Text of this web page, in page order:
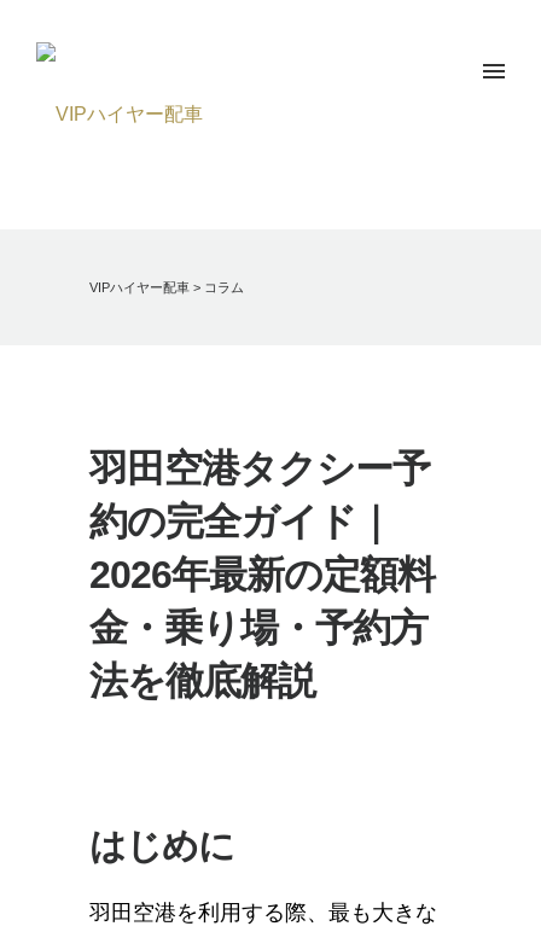
VIPハイヤー配車 > コラム
羽田空港タクシー予
約の完全ガイド｜
2026年最新の定額料
金・乗り場・予約方
法を徹底解説
はじめに
羽田空港を利用する際、最も大きな